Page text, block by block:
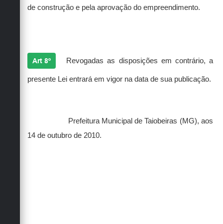
de construção e pela aprovação do empreendimento.
Art 8º Revogadas as disposições em contrário, a
presente Lei entrará em vigor na data de sua publicação.
Prefeitura Municipal de Taiobeiras (MG), aos
14 de outubro de 2010.